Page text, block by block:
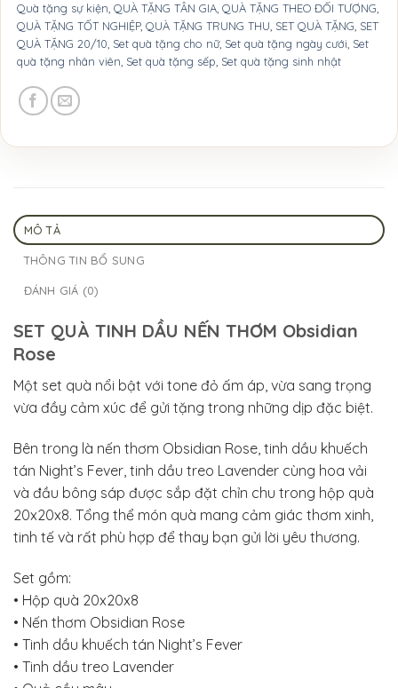
Quà tặng sự kiện, QUÀ TẶNG TÂN GIA, QUÀ TẶNG THEO ĐỐI TƯỢNG,
QUÀ TẶNG TỐT NGHIỆP, QUÀ TẶNG TRUNG THU, SET QUÀ TẶNG, SET
QUÀ TẶNG 20/10, Set quà tặng cho nữ, Set quà tặng ngày cưới, Set
quà tặng nhân viên, Set quà tặng sếp, Set quà tặng sinh nhật
MÔ TẢ
THÔNG TIN BỔ SUNG
ĐÁNH GIÁ (0)
SET QUÀ TINH DẦU NẾN THƠM Obsidian
Rose
Một set quà nổi bật với tone đỏ ấm áp, vừa sang trọng
vừa đầy cảm xúc để gửi tặng trong những dịp đặc biệt.
Bên trong là nến thơm Obsidian Rose, tinh dầu khuếch
tán Night’s Fever, tinh dầu treo Lavender cùng hoa vải
và đầu bông sáp được sắp đặt chỉn chu trong hộp quà
20x20x8. Tổng thể món quà mang cảm giác thơm xinh,
tinh tế và rất phù hợp để thay bạn gửi lời yêu thương.
Set gồm:
• Hộp quà 20x20x8
• Nến thơm Obsidian Rose
• Tinh dầu khuếch tán Night’s Fever
• Tinh dầu treo Lavender